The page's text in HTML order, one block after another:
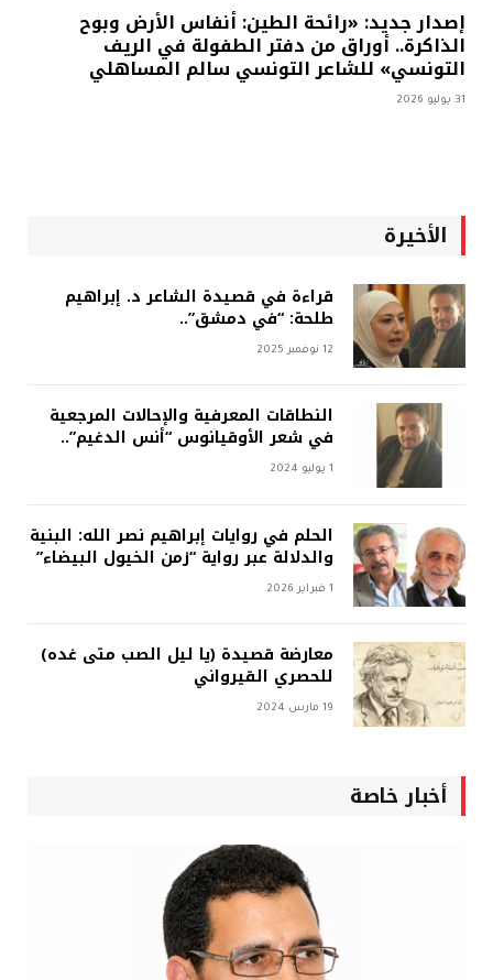
إصدار جديد: «رائحة الطين: أنفاس الأرض وبوح
الذاكرة.. أوراق من دفتر الطفولة في الريف
التونسي» للشاعر التونسي سالم المساهلي
31 يوليو 2026
الأخيرة
قراءة في قصيدة الشاعر د. إبراهيم
طلحة: “في دمشق”..
12 نوفمبر 2025
النطاقات المعرفية والإحالات المرجعية
في شعر الأوقيانوس “أنس الدغيم”..
1 يوليو 2024
الحلم في روايات إبراهيم نصر الله: البنية
والدلالة عبر رواية “زمن الخيول البيضاء”
1 فبراير 2026
معارضة قصيدة (يا ليل الصب متى غده)
للحصري القيرواني
19 مارس 2024
أخبار خاصة